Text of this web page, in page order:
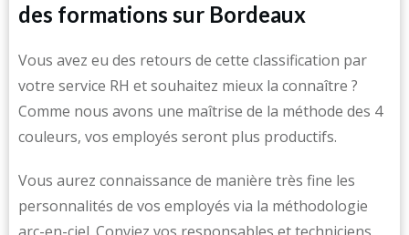
des formations sur Bordeaux
Vous avez eu des retours de cette classification par
votre service RH et souhaitez mieux la connaître ?
Comme nous avons une maîtrise de la méthode des 4
couleurs, vos employés seront plus productifs.
Vous aurez connaissance de manière très fine les
personnalités de vos employés via la méthodologie